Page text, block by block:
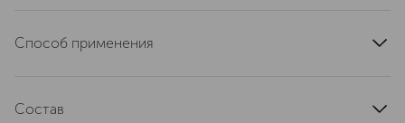
Способ применения
Состав